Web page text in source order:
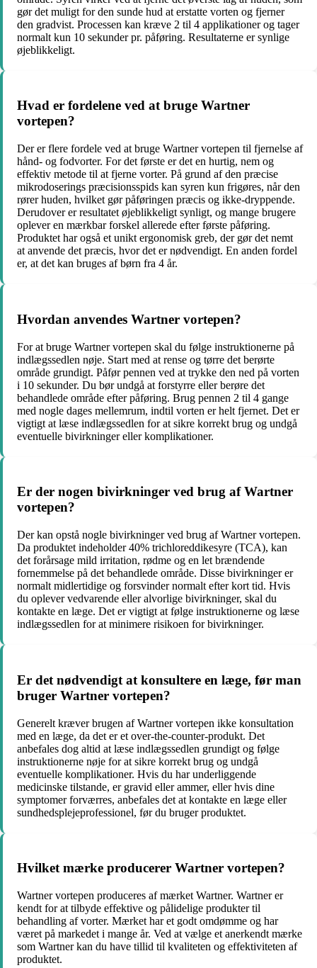
gør det muligt for den sunde hud at erstatte vorten og fjerner
den gradvist. Processen kan kræve 2 til 4 applikationer og tager
normalt kun 10 sekunder pr. påføring. Resultaterne er synlige
øjeblikkeligt.
Hvad er fordelene ved at bruge Wartner
vortepen?
Der er flere fordele ved at bruge Wartner vortepen til fjernelse af
hånd- og fodvorter. For det første er det en hurtig, nem og
effektiv metode til at fjerne vorter. På grund af den præcise
mikrodoserings præcisionsspids kan syren kun frigøres, når den
rører huden, hvilket gør påføringen præcis og ikke-dryppende.
Derudover er resultatet øjeblikkeligt synligt, og mange brugere
oplever en mærkbar forskel allerede efter første påføring.
Produktet har også et unikt ergonomisk greb, der gør det nemt
at anvende det præcis, hvor det er nødvendigt. En anden fordel
er, at det kan bruges af børn fra 4 år.
Hvordan anvendes Wartner vortepen?
For at bruge Wartner vortepen skal du følge instruktionerne på
indlægssedlen nøje. Start med at rense og tørre det berørte
område grundigt. Påfør pennen ved at trykke den ned på vorten
i 10 sekunder. Du bør undgå at forstyrre eller berøre det
behandlede område efter påføring. Brug pennen 2 til 4 gange
med nogle dages mellemrum, indtil vorten er helt fjernet. Det er
vigtigt at læse indlægssedlen for at sikre korrekt brug og undgå
eventuelle bivirkninger eller komplikationer.
Er der nogen bivirkninger ved brug af Wartner
vortepen?
Der kan opstå nogle bivirkninger ved brug af Wartner vortepen.
Da produktet indeholder 40% trichloreddikesyre (TCA), kan
det forårsage mild irritation, rødme og en let brændende
fornemmelse på det behandlede område. Disse bivirkninger er
normalt midlertidige og forsvinder normalt efter kort tid. Hvis
du oplever vedvarende eller alvorlige bivirkninger, skal du
kontakte en læge. Det er vigtigt at følge instruktionerne og læse
indlægssedlen for at minimere risikoen for bivirkninger.
Er det nødvendigt at konsultere en læge, før man
bruger Wartner vortepen?
Generelt kræver brugen af ​​Wartner vortepen ikke konsultation
med en læge, da det er et over-the-counter-produkt. Det
anbefales dog altid at læse indlægssedlen grundigt og følge
instruktionerne nøje for at sikre korrekt brug og undgå
eventuelle komplikationer. Hvis du har underliggende
medicinske tilstande, er gravid eller ammer, eller hvis dine
symptomer forværres, anbefales det at kontakte en læge eller
sundhedsplejeprofessionel, før du bruger produktet.
Hvilket mærke producerer Wartner vortepen?
Wartner vortepen produceres af mærket Wartner. Wartner er
kendt for at tilbyde effektive og pålidelige produkter til
behandling af vorter. Mærket har et godt omdømme og har
været på markedet i mange år. Ved at vælge et anerkendt mærke
som Wartner kan du have tillid til kvaliteten og effektiviteten af
produktet.